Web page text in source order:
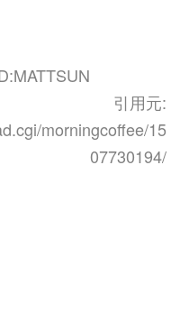
引用元:
morningcoffee/15
07730194/